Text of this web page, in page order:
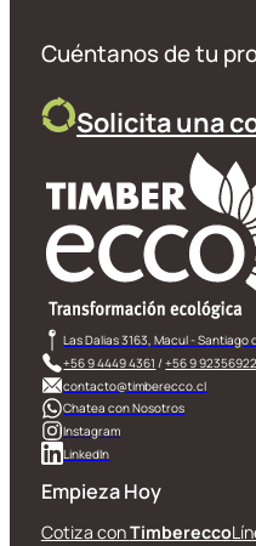
Cuéntanos de tu
Solicita una
Las Dalias 3163, Macul - Santiago
+56 9 4449 4361 /+56 9 92356922
contacto@timberecco.cl
Chatea con Nosotros
Instagram
LinkedIn
Empieza Hoy
Cotiza conTimberecco